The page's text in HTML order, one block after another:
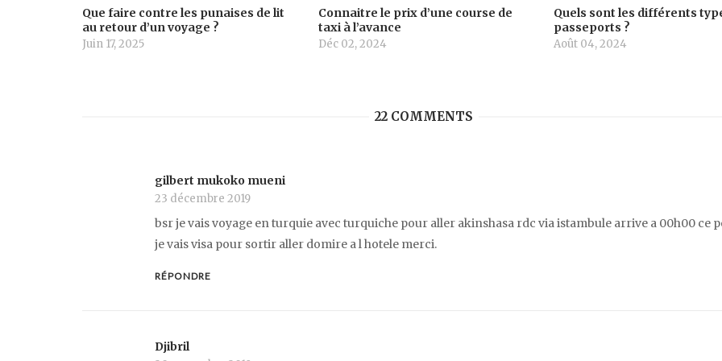
Que faire contre les punaises de lit
au retour d’un voyage ?
Juin 17, 2025
Connaitre le prix d’une course de
taxi à l’avance
Déc 02, 2024
Quels sont les différents
passeports ?
Août 04, 2024
22 COMMENTS
gilbert mukoko mueni
23 décembre 2019
bsr je vais voyage en turquie avec turquiche pour aller akinshasa rdc via istambule arrive a 00h00 ce
je vais visa pour sortir aller domire a l hotele merci.
RÉPONDRE
Djibril